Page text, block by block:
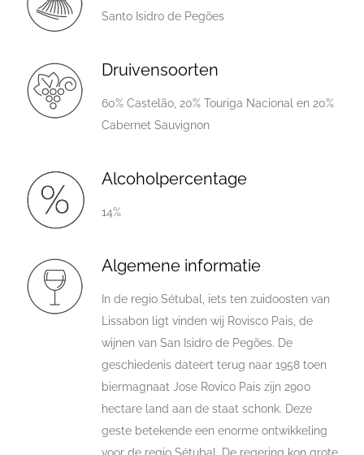
Santo Isidro de Pegões
Druivensoorten
60% Castelão, 20% Touriga Nacional en 20%
Cabernet Sauvignon
Alcoholpercentage
14%
Algemene informatie
In de regio Sétubal, iets ten zuidoosten van
Lissabon ligt vinden wij Rovisco Pais, de
wijnen van San Isidro de Pegões. De
geschiedenis dateert terug naar 1958 toen
biermagnaat Jose Rovico Pais zijn 2900
hectare land aan de staat schonk. Deze
geste betekende een enorme ontwikkeling